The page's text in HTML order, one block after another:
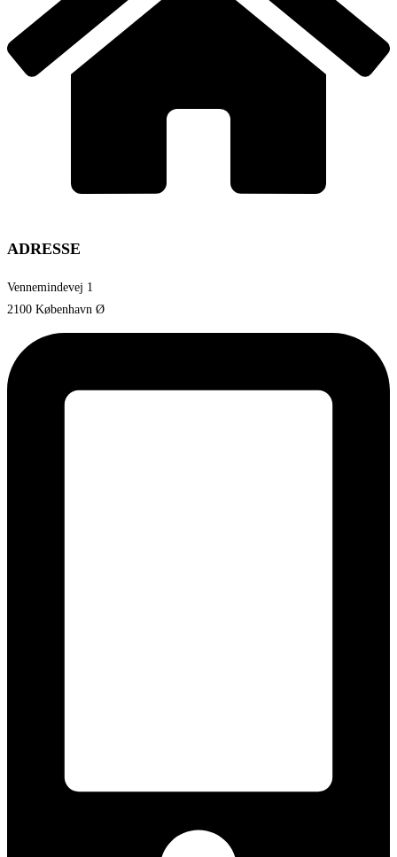
ADRESSE
Vennemindevej 1
2100 København Ø